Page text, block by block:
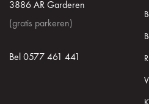
3886 AR Garderen
(gratis parkeren)
Bel 0577 461 441